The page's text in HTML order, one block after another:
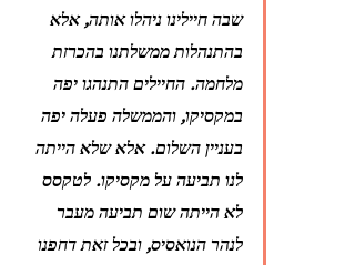
שבה חיילינו ניהלו אותה, אלא
בהתנהלות ממשלתנו בהכרזת
מלחמה. החיילים התנהגו יפה
במקסיקו, והממשלה פעלה יפה
בעניין השלום. אלא שלא הייתה
לנו תביעה על מקסיקו. לטקסס
לא הייתה שום תביעה מעבר
לנהר הנואסיס, ובכל זאת דחפנו